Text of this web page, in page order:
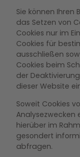
Sie können Ihren
das Setzen von
Cookies nur im
Cookies für
ausschließen
Cookies beim
der
dieser Website
Soweit Cookies
Analysezwecken
hierüber im
gesondert
abfragen.